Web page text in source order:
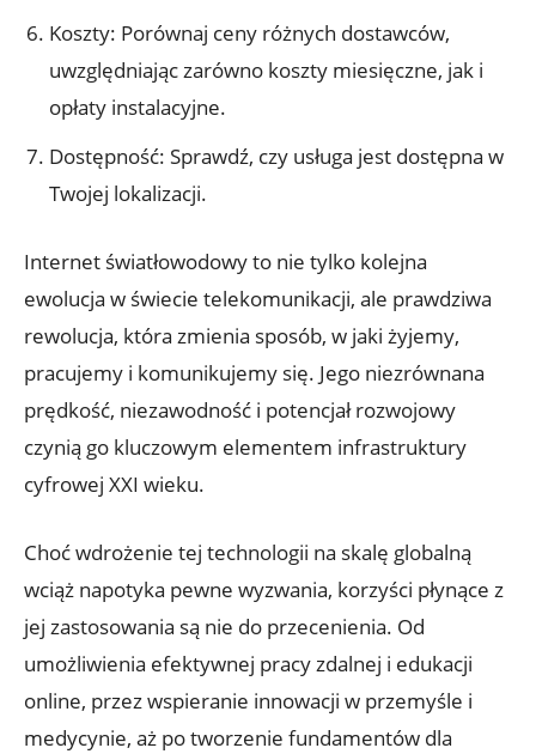
Koszty: Porównaj ceny różnych dostawców,
uwzględniając zarówno koszty miesięczne, jak i
opłaty instalacyjne.
Dostępność: Sprawdź, czy usługa jest dostępna w
Twojej lokalizacji.
Internet światłowodowy to nie tylko kolejna
ewolucja w świecie telekomunikacji, ale prawdziwa
rewolucja, która zmienia sposób, w jaki żyjemy,
pracujemy i komunikujemy się. Jego niezrównana
prędkość, niezawodność i potencjał rozwojowy
czynią go kluczowym elementem infrastruktury
cyfrowej XXI wieku.
Choć wdrożenie tej technologii na skalę globalną
wciąż napotyka pewne wyzwania, korzyści płynące z
jej zastosowania są nie do przecenienia. Od
umożliwienia efektywnej pracy zdalnej i edukacji
online, przez wspieranie innowacji w przemyśle i
medycynie, aż po tworzenie fundamentów dla